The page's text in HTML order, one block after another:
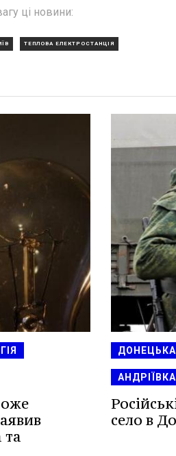
ці новини:
ТЕПЛОВА ЕЛЕКТРОСТАНЦІЯ
та
село в